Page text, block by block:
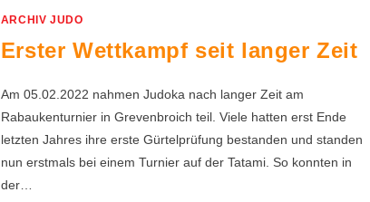
ARCHIV JUDO
Erster Wettkampf seit langer Zeit
Am 05.02.2022 nahmen Judoka nach langer Zeit am
Rabaukenturnier in Grevenbroich teil. Viele hatten erst Ende
letzten Jahres ihre erste Gürtelprüfung bestanden und standen
nun erstmals bei einem Turnier auf der Tatami. So konnten in
der…